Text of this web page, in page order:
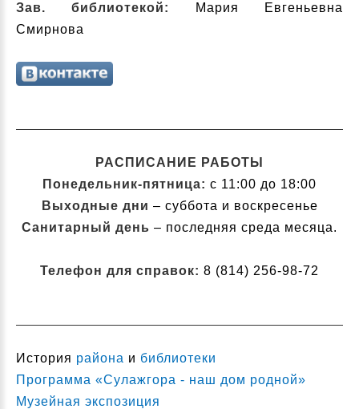
Зав. библиотекой:
Мария Евгеньевна
Смирнова
РАСПИСАНИЕ РАБОТЫ
Понедельник-пятница: с 11:00 до 18:00
Выходные дни – суббота и воскресенье
Санитарный день – последняя среда месяца.
Телефон для справок: 8 (814) 256-98-72
История района и библиотеки
Программа «Сулажгора - наш дом родной»
Музейная экспозиция